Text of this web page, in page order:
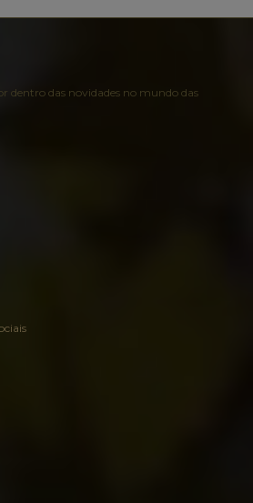
dentro das novidades no mundo das